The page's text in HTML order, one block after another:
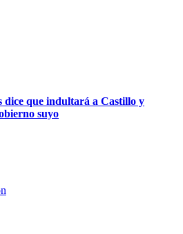
dice que indultará a Castillo y
suyo